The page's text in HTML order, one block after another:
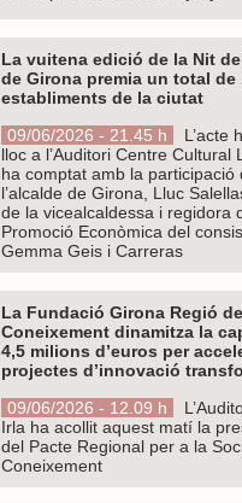
La vuitena edició de la Nit
de Girona premia un total de
establiments de la ciutat
09/06/2026 - 21.45 h
L’acte
lloc a l’Auditori Centre Cultural
ha comptat amb la participació
l’alcalde de Girona, Lluc
de la vicealcaldessa i regidora
Promoció Econòmica del
Gemma Geis i Carreras
La Fundació Girona Regió
Coneixement dinamitza la
4,5 milions d’euros per
projectes d’innovació
09/06/2026 - 12.09 h
Irla ha acollit aquest matí la
del Pacte Regional per a la
Coneixement